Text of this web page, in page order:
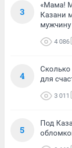
3
«Мама!
Казани
мужчину
4 086
4
для
3 011
5
Под